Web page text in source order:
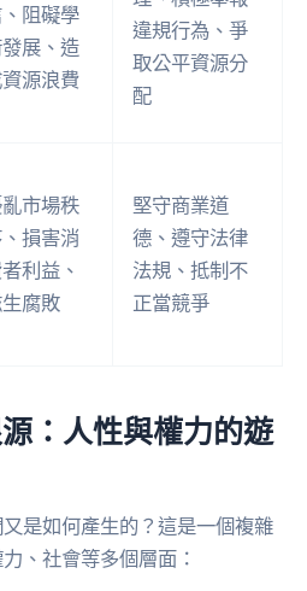
阻礙學
展、造
源浪費
違規行為、爭
取公平資源分
配
市場秩
損害消
利益、
腐敗
堅守商業道
德、遵守法律
法規、抵制不
正當競爭
：人性與權力的遊
是如何產生的？這是一個複雜
、社會等多個層面：